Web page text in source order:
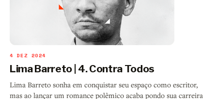
4 DEZ 2024
Lima Barreto | 4. Contra Todos
Lima Barreto sonha em conquistar seu espaço como escritor,
mas ao lançar um romance polêmico acaba pondo sua carreira